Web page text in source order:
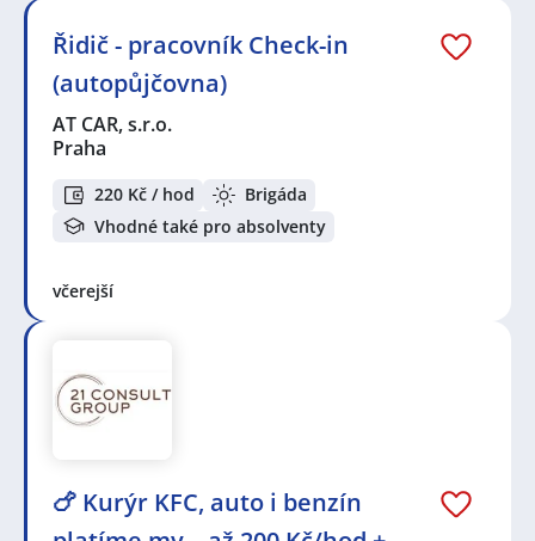
Řidič - pracovník Check-in
(autopůjčovna)
AT CAR, s.r.o.
Praha
220 Kč / hod
Brigáda
Vhodné také pro absolventy
včerejší
🍗 Kurýr KFC, auto i benzín